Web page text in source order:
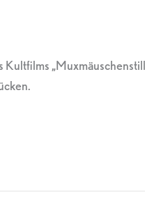
Kultfilms